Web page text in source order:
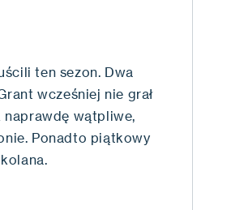
ten sezon. Dwa
wcześniej nie grał
naprawdę wątpliwe,
Ponadto piątkowy